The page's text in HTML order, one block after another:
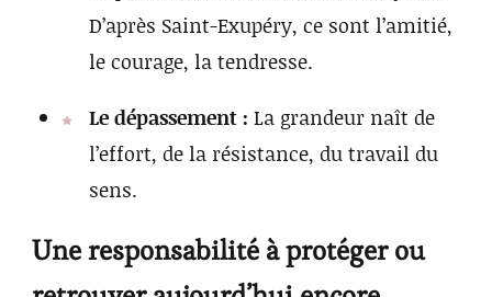
D’après Saint-Exupéry, ce sont l’amitié,
le courage, la tendresse.
Le dépassement : La grandeur naît de
l’effort, de la résistance, du travail du
sens.
Une responsabilité à protéger ou